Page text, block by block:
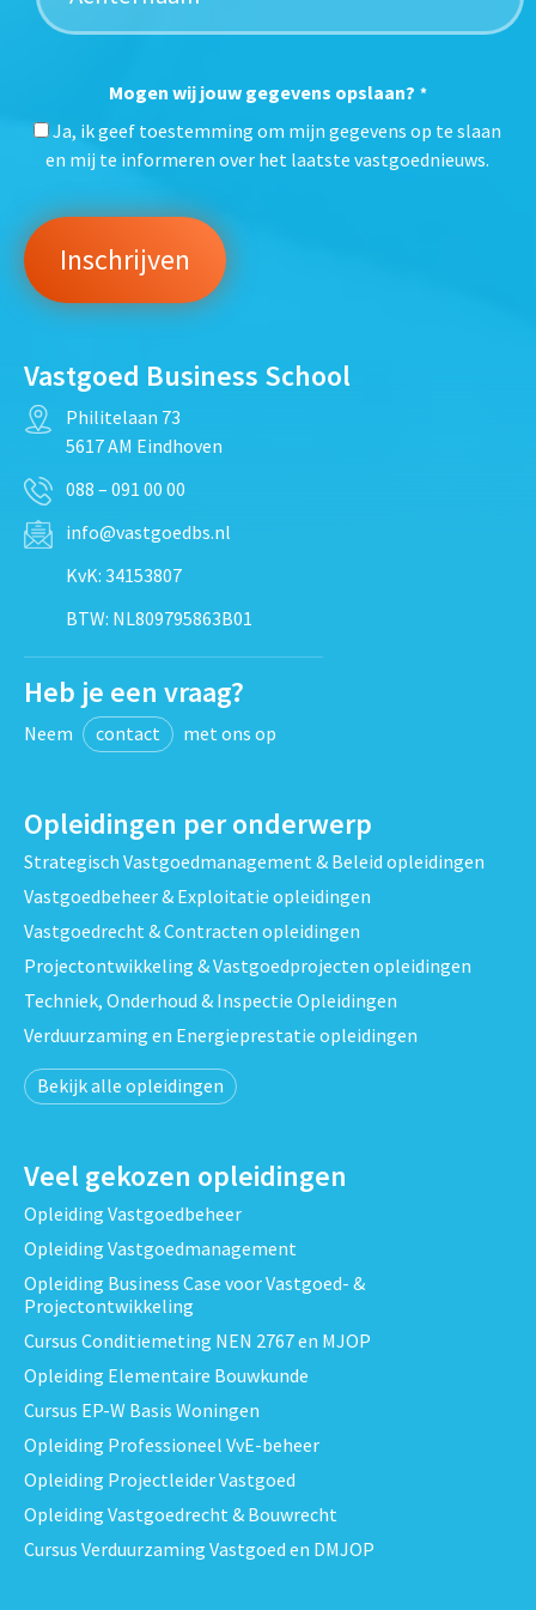
Mogen wij jouw gegevens opslaan? *
Ja, ik geef toestemming om mijn gegevens op te slaan
en mij te informeren over het laatste vastgoednieuws.
Vastgoed Business School
Philitelaan 73
5617 AM Eindhoven
088 – 091 00 00
info@vastgoedbs.nl
KvK: 34153807
BTW: NL809795863B01
Heb je een vraag?
Neem contact met ons op
Opleidingen per onderwerp
Strategisch Vastgoedmanagement & Beleid opleidingen
Vastgoedbeheer & Exploitatie opleidingen
Vastgoedrecht & Contracten opleidingen
Projectontwikkeling & Vastgoedprojecten opleidingen
Techniek, Onderhoud & Inspectie Opleidingen
Verduurzaming en Energieprestatie opleidingen
Bekijk alle opleidingen
Veel gekozen opleidingen
Opleiding Vastgoedbeheer
Opleiding Vastgoedmanagement
Opleiding Business Case voor Vastgoed- &
Projectontwikkeling
Cursus Conditiemeting NEN 2767 en MJOP
Opleiding Elementaire Bouwkunde
Cursus EP-W Basis Woningen
Opleiding Professioneel VvE-beheer
Opleiding Projectleider Vastgoed
Opleiding Vastgoedrecht & Bouwrecht
Cursus Verduurzaming Vastgoed en DMJOP